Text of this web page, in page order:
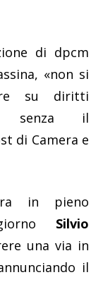
di dpcm
«non si
su diritti
senza il
di Camera e
in pieno
Silvio
una via in
il